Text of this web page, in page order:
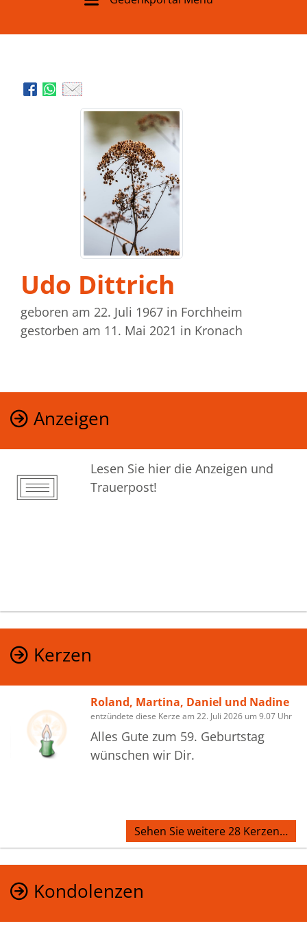
Udo Dittrich
geboren am 22. Juli 1967 in Forchheim
gestorben am 11. Mai 2021 in Kronach
Anzeigen
Lesen Sie hier die Anzeigen und
Trauerpost!
Kerzen
Roland, Martina, Daniel und Nadine
entzündete diese Kerze am 22. Juli 2026 um 9.07 Uhr
Alles Gute zum 59. Geburtstag
wünschen wir Dir.
Sehen Sie weitere 28 Kerzen…
Kondolenzen